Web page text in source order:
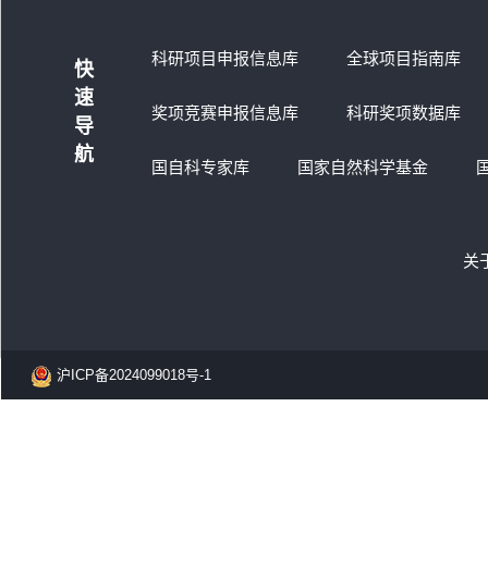
快
速
导
航
科研项目申报信息库 全球项目指南库
奖项竞赛申报信息库 科研奖项数据库
国自科专家库 国家自然科学基金
关
沪ICP备2024099018号-1